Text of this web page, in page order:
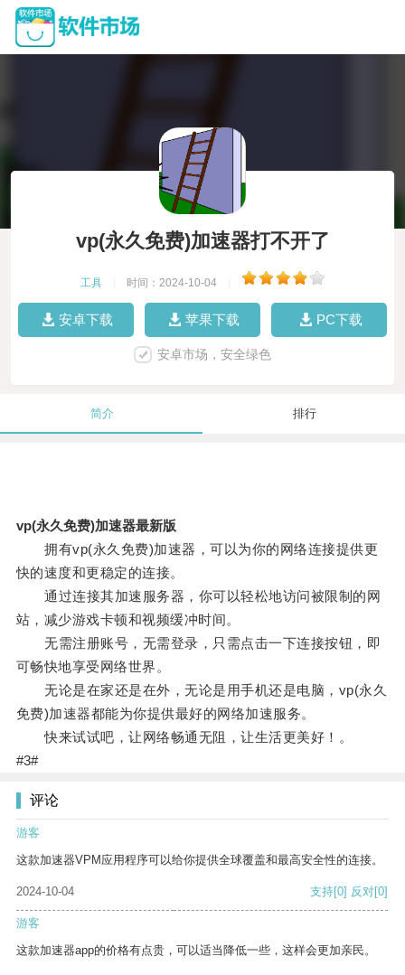
vp(永久免费)加速器打不开了
工具 时间：2024-10-04
安卓下载 苹果下载 PC下载
安卓市场，安全绿色
简介 排行
vp(永久免费)加速器最新版
拥有vp(永久免费)加速器，可以为你的网络连接提供更
快的速度和更稳定的连接。
通过连接其加速服务器，你可以轻松地访问被限制的网
站，减少游戏卡顿和视频缓冲时间。
无需注册账号，无需登录，只需点击一下连接按钮，即
可畅快地享受网络世界。
无论是在家还是在外，无论是用手机还是电脑，vp(永久
免费)加速器都能为你提供最好的网络加速服务。
快来试试吧，让网络畅通无阻，让生活更美好！。
#3#
评论
游客
这款加速器VPM应用程序可以给你提供全球覆盖和最高安全性的连接。
2024-10-04 支持[0] 反对[0]
游客
这款加速器app的价格有点贵，可以适当降低一些，这样会更加亲民。